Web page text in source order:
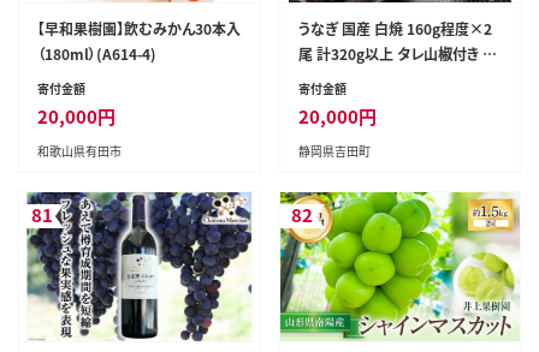
【早和果樹園】飲むみかん30本入
（180ml）(A614-4)
寄付金額
20,000円
和歌山県有田市
うなぎ 国産 白焼 160g程度×2
尾 計320g以上 タレ山椒付き 真
空パック 個包装 [駿河淡水 静岡
静岡 鰻 ウナギ 白焼き 化粧箱
寄付金額
20,000円
静岡県吉田町
81 82